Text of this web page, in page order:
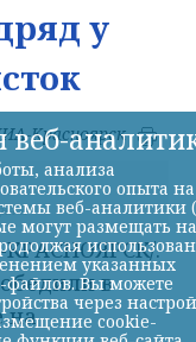
у
Красноярск
Z"
.
в
на
веб-
анализа
опыта на
веб-аналитики
могут размещать на
указанных
Вы можете
через
cookie-